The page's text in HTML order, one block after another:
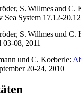
S. Willmes and
System 17.12-
S. Willmes und C.
03-08, 2011
und C. Koeberle:
20-24, 2010